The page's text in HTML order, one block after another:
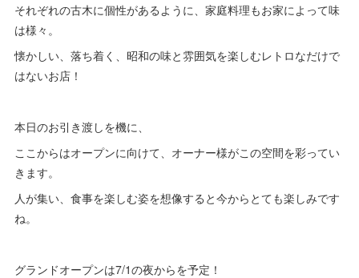
それぞれの古木に個性があるように、家庭料理もお家によって味
は様々。
懐かしい、落ち着く、昭和の味と雰囲気を楽しむレトロなだけで
はないお店！
本日のお引き渡しを機に、
ここからはオープンに向けて、オーナー様がこの空間を彩ってい
きます。
人が集い、食事を楽しむ姿を想像すると今からとても楽しみです
ね。
グランドオープンは7/1の夜からを予定！